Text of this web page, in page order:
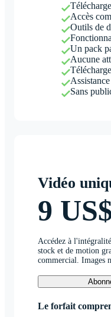
Accès
Outils de
Un pack
Aucune
Sans
Vidéo
9
Accédez à
stock et de motion
commercial. Images
Le forfait